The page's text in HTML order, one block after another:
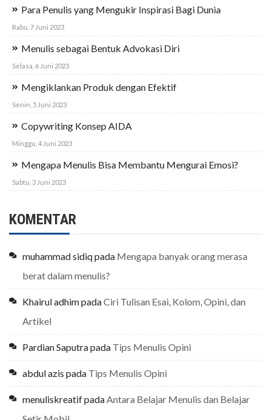
Para Penulis yang Mengukir Inspirasi Bagi Dunia
Rabu, 7 Juni 2023
Menulis sebagai Bentuk Advokasi Diri
Selasa, 6 Juni 2023
Mengiklankan Produk dengan Efektif
Senin, 5 Juni 2023
Copywriting Konsep AIDA
Minggu, 4 Juni 2023
Mengapa Menulis Bisa Membantu Mengurai Emosi?
Sabtu, 3 Juni 2023
KOMENTAR
muhammad sidiqpada Mengapa banyak orang merasa
berat dalam menulis?
Khairul adhimpadaCiri Tulisan Esai, Kolom, Opini, dan
Artikel
Pardian Saputrapada Tips Menulis Opini
abdul azis pada Tips Menulis Opini
menuliskreatifpadaAntara Belajar Menulis dan Belajar